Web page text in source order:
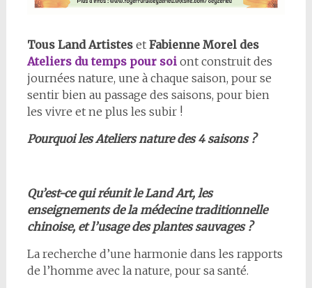
Tous Land Artisteset Fabienne Morel des
Ateliers du temps pour soiont construit des
journées nature, une à chaque saison, pour se
sentir bien au passage des saisons, pour bien
les vivre et ne plus les subir !
Pourquoi les Ateliers nature des 4 saisons ?
Qu’est-ce qui réunit le Land Art, les
enseignements de la médecine traditionnelle
chinoise, et l’usage des plantes sauvages ?
La recherche d’une harmonie dans les rapports
de l’homme avec la nature, pour sa santé.